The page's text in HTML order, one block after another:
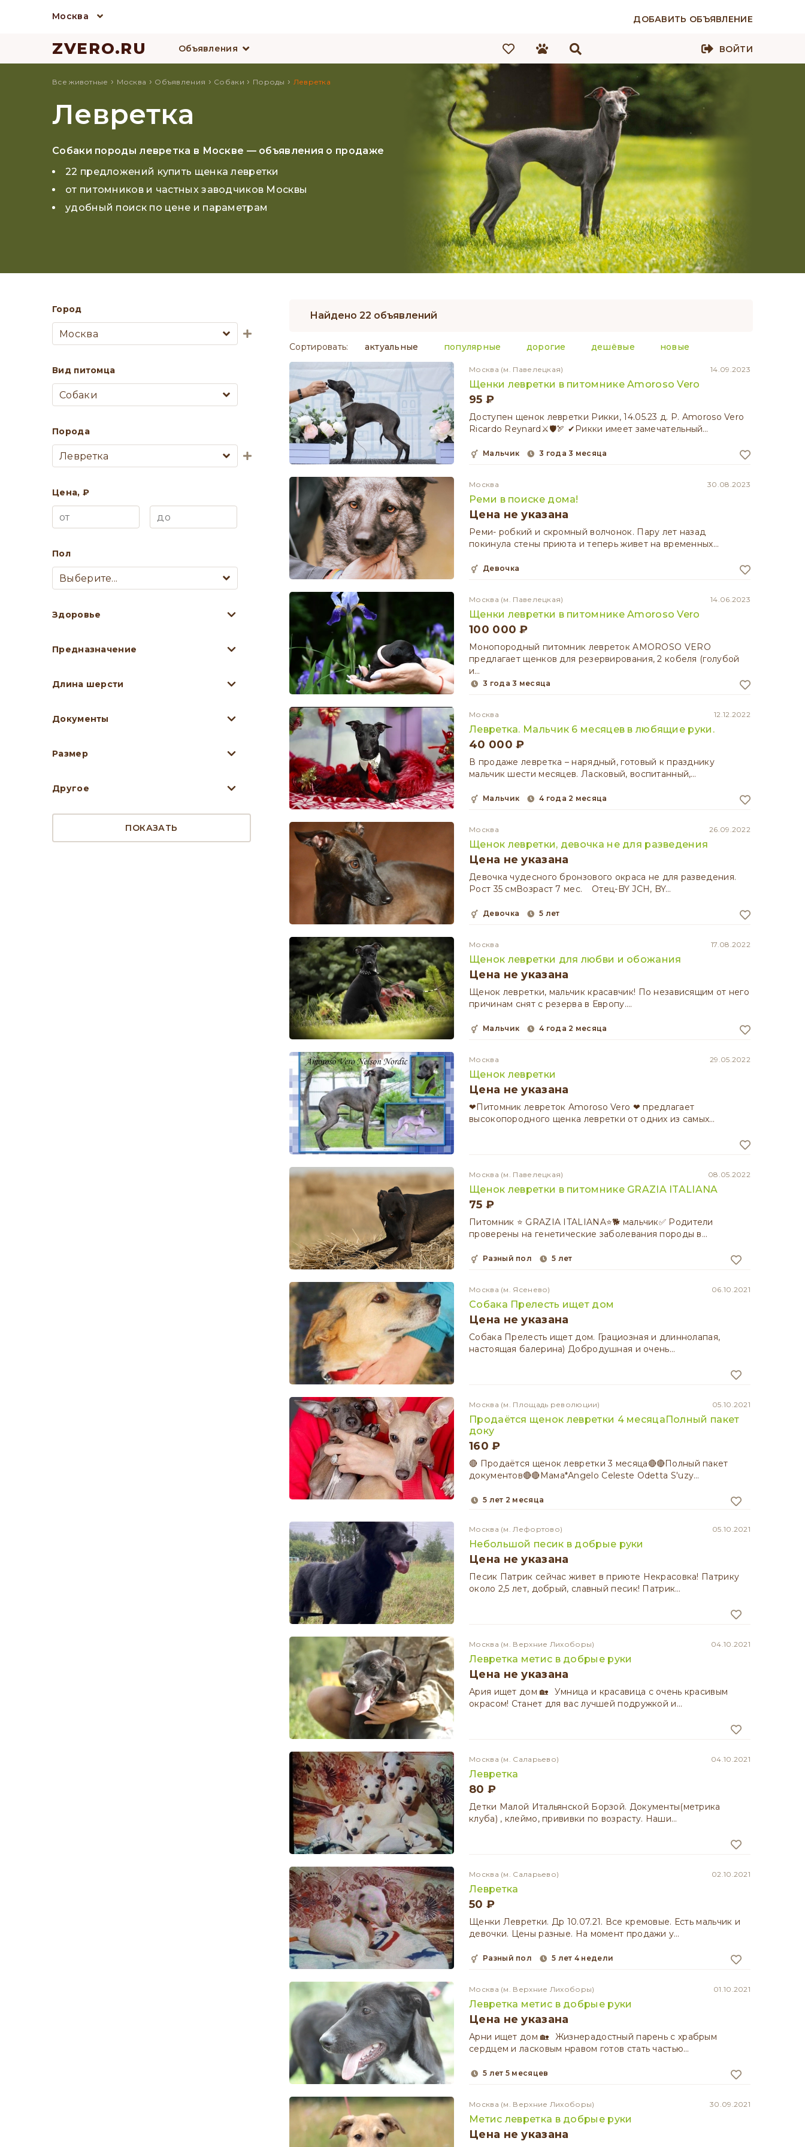
Москва ДОБАВИТЬ ОБЪЯВЛЕНИЕ
ZVERO.RU Объявления ВОЙТИ
Все животные › Москва › Объявления › Собаки › Породы › Левретка
Левретка
Собаки породы левретка в Москве — объявления о продаже
22 предложений купить щенка левретки
от питомников и частных заводчиков Москвы
удобный поиск по цене и параметрам
Город
Москва
Вид питомца
Собаки
Порода
Левретка
Цена, ₽
Пол
Выберите...
Здоровье
Предназначение
Длина шерсти
Документы
Размер
Другое
ПОКАЗАТЬ
Найдено 22 объявлений
Сортировать: актуальные популярные дорогие дешёвые новые
Москва (м. Павелецкая) 14.09.2023
Щенки левретки в питомнике Amoroso Vero
95 ₽
Доступен щенок левретки Рикки, 14.05.23 д. Р. Amoroso Vero
Ricardo Reynard⚔🛡🏹 ✔Рикки имеет замечательный…
мальчик 3 года 3 месяца
Москва 30.08.2023
Реми в поиске дома!
Цена не указана
Реми- робкий и скромный волчонок. Пару лет назад
покинула стены приюта и теперь живет на временных…
девочка
Москва (м. Павелецкая) 14.06.2023
Щенки левретки в питомнике Amoroso Vero
100 000 ₽
Монопородный питомник левреток AMOROSO VERO
предлагает щенков для резервирования, 2 кобеля (голубой
и…
3 года 3 месяца
Москва 12.12.2022
Левретка. Мальчик 6 месяцев в любящие руки.
40 000 ₽
В продаже левретка – нарядный, готовый к празднику
мальчик шести месяцев. Ласковый, воспитанный,…
мальчик 4 года 2 месяца
Москва 26.09.2022
Щенок левретки, девочка не для разведения
Цена не указана
Девочка чудесного бронзового окраса не для разведения.
Рост 35 смВозраст 7 мес. ⁣⁣⠀⁣⁣Отец-BY JCH, BY…
девочка 5 лет
Москва 17.08.2022
Щенок левретки для любви и обожания
Цена не указана
Щенок левретки, мальчик красавчик! По независящим от него
причинам снят с резерва в Европу.…
мальчик 4 года 2 месяца
Москва 29.05.2022
Щенок левретки
Цена не указана
❤Питомник левреток Amoroso Vero ❤ предлагает
высокопородного щенка левретки от одних из самых…
Москва (м. Павелецкая) 08.05.2022
Щенок левретки в питомнике GRAZIA ITALIANA
75 ₽
Питомник ⭐️ GRAZIA ITALIANA⭐️🐕 мальчик✅ Родители
проверены на генетические заболевания породы в…
разный пол 5 лет
Москва (м. Ясенево) 06.10.2021
Собака Прелесть ищет дом
Цена не указана
Собака Прелесть ищет дом. Грациозная и длиннолапая,
настоящая балерина) Добродушная и очень…
Москва (м. Площадь революции) 05.10.2021
Продаётся щенок левретки 4 месяцаПолный пакет
доку
160 ₽
🔴 Продаётся щенок левретки 3 месяца🔴🔴Полный пакет
документов🔴🔴Мама*Angelo Celeste Odetta S'uzy…
5 лет 2 месяца
Москва (м. Лефортово) 05.10.2021
Небольшой песик в добрые руки
Цена не указана
Песик Патрик сейчас живет в приюте Некрасовка! Патрику
около 2,5 лет, добрый, славный песик! Патрик…
Москва (м. Верхние Лихоборы) 04.10.2021
Левретка метис в добрые руки
Цена не указана
Ария ищет дом 🏡⠀Умница и красавица с очень красивым
окрасом! Станет для вас лучшей подружкой и…
Москва (м. Саларьево) 04.10.2021
Левретка
80 ₽
Детки Малой Итальянской Борзой. Документы(метрика
клуба) , клеймо, прививки по возрасту. Наши…
Москва (м. Саларьево) 02.10.2021
Левретка
50 ₽
Щенки Левретки. Др 10.07.21. Все кремовые. Есть мальчик и
девочки. Цены разные. На момент продажи у…
разный пол 5 лет 4 недели
Москва (м. Верхние Лихоборы) 01.10.2021
Левретка метис в добрые руки
Цена не указана
Арни ищет дом 🏡⠀Жизнерадостный парень с храбрым
сердцем и ласковым нравом готов стать частью…
5 лет 5 месяцев
Москва (м. Верхние Лихоборы) 30.09.2021
Метис левретка в добрые руки
Цена не указана